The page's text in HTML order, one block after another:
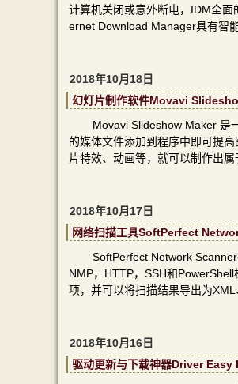
计算机关闭或意外断电，IDM全
ernet Download Manager具有智
2018年10月18日
幻灯片制作软件Movavi
Movavi Slideshow Maker 是
的媒体文件添加到程序中即可提
片特效、动画等，就可以制作出属
2018年10月17日
网络扫描工具SoftPerfect
SoftPerfect Network
NMP，HTTP，SSH和
项，并可以将扫描结果导出为XML
2018年10月16日
驱动更新与下载神器Driver